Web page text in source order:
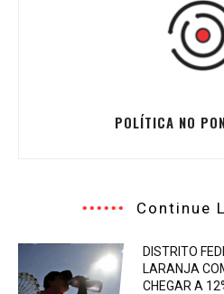
POLÍTICA NO
Continue
DISTRITO
LARANJA
CHEGAR A